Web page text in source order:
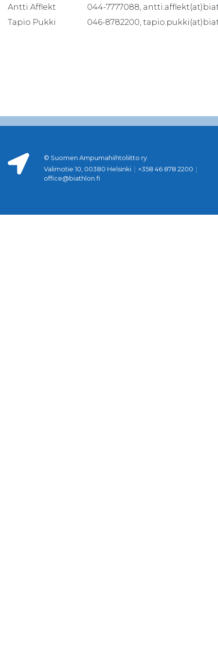
Antti Afflekt
044-7777088,
Tapio Pukki
046-8782200,
© Suomen Ampumahiihtoliitto ry
Valimotie 10, 00380 Helsinki | +358 46 878 2200 |
office@biathlon.fi